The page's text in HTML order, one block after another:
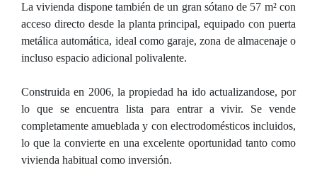
La vivienda dispone también de un gran sótano de 57 m² con
acceso directo desde la planta principal, equipado con puerta
metálica automática, ideal como garaje, zona de almacenaje o
incluso espacio adicional polivalente.
Construida en 2006, la propiedad ha ido actualizandose, por
lo que se encuentra lista para entrar a vivir. Se vende
completamente amueblada y con electrodomésticos incluidos,
lo que la convierte en una excelente oportunidad tanto como
vivienda habitual como inversión.